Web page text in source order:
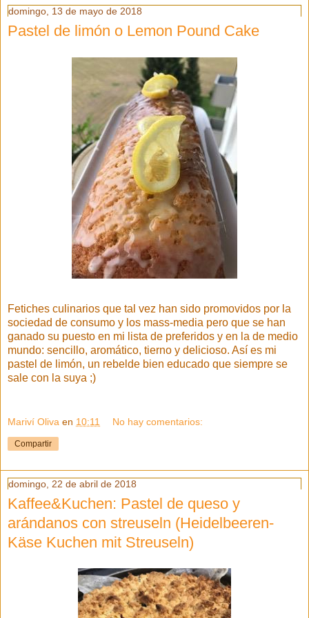
domingo, 13 de mayo de 2018
Pastel de limón o Lemon Pound Cake
Fetiches culinarios que tal vez han sido promovidos por la
sociedad de consumo y los mass-media pero que se han
ganado su puesto en mi lista de preferidos y en la de medio
mundo: sencillo, aromático, tierno y delicioso. Así es mi
pastel de limón, un rebelde bien educado que siempre se
sale con la suya ;)
Mariví Oliva en 10:11 No hay comentarios:
Compartir
domingo, 22 de abril de 2018
Kaffee&Kuchen: Pastel de queso y
arándanos con streuseln (Heidelbeeren-
Käse Kuchen mit Streuseln)